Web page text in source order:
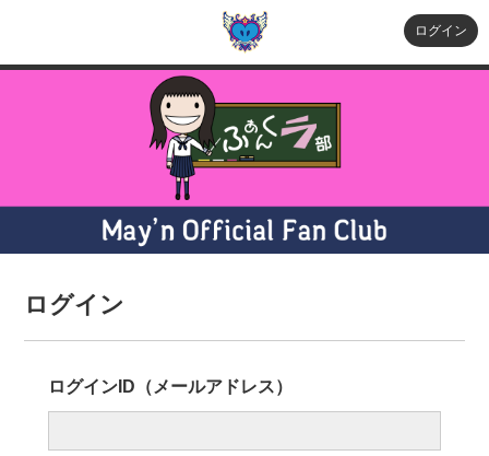
ログイン
ログイン
ログインID（メールアドレス）